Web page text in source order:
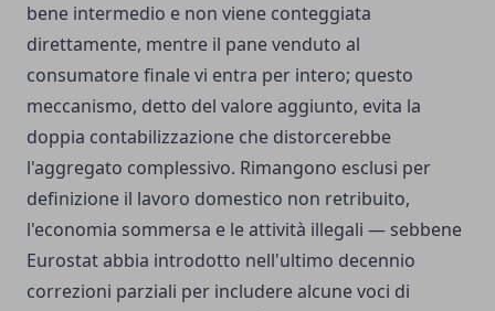
bene intermedio e non viene conteggiata
direttamente, mentre il pane venduto al
consumatore finale vi entra per intero; questo
meccanismo, detto del valore aggiunto, evita la
doppia contabilizzazione che distorcerebbe
l'aggregato complessivo. Rimangono esclusi per
definizione il lavoro domestico non retribuito,
l'economia sommersa e le attività illegali — sebbene
Eurostat abbia introdotto nell'ultimo decennio
correzioni parziali per includere alcune voci di